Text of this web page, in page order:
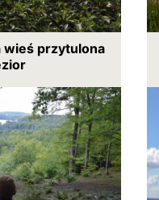
wieś przytulona